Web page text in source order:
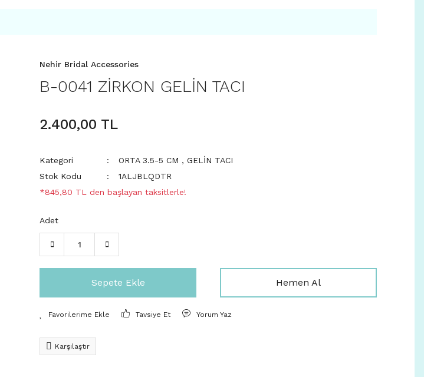
Nehir Bridal Accessories
B-0041 ZİRKON GELİN TACI
2.400,00 TL
Kategori ORTA 3.5-5 CM ,GELİN TACI
Stok Kodu
1ALJBLQDTR
*845,80 TL den başlayan taksitlerle!
Adet
Sepete Ekle Hemen Al
Tavsiye Et Yorum Yaz
Karşılaştır